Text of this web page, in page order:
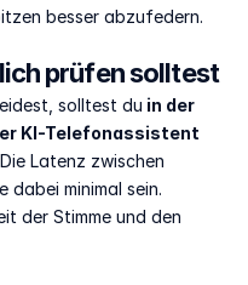
besser abzufedern.
prüfen solltest
solltest du in der
KI-Telefonassistent
Latenz zwischen
minimal sein.
der Stimme und den